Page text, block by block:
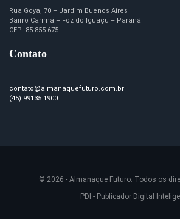
Rua Goya, 70 – Jardim Buenos Aires
Bairro Carimã – Foz do Iguaçu – Paraná
CEP -85.855-675
Contato
contato@almanaquefuturo.com.br
(45) 99135 1900
© 2026 - Almanaque Futuro. Todos os
PDI - Publicador Digital